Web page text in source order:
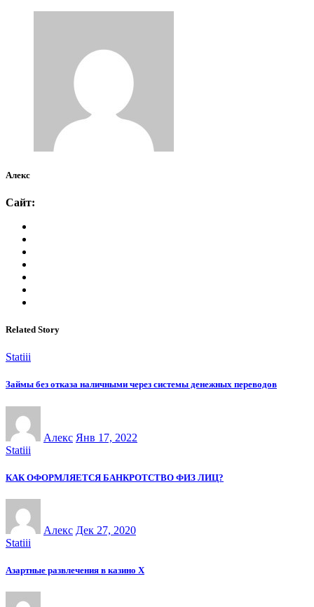
Алекс
Сайт:
Related Story
Statiii
Займы без отказа наличными через системы денежных переводов
Алекс Янв 17, 2022
Statiii
КАК ОФОРМЛЯЕТСЯ БАНКРОТСТВО ФИЗ ЛИЦ?
Алекс Дек 27, 2020
Statiii
Азартные развлечения в казино Х